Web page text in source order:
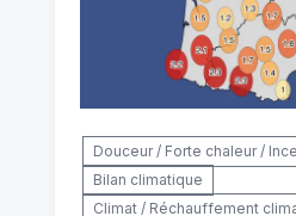
Douceur / Forte chaleur /
Bilan climatique
Climat / Réchauffement